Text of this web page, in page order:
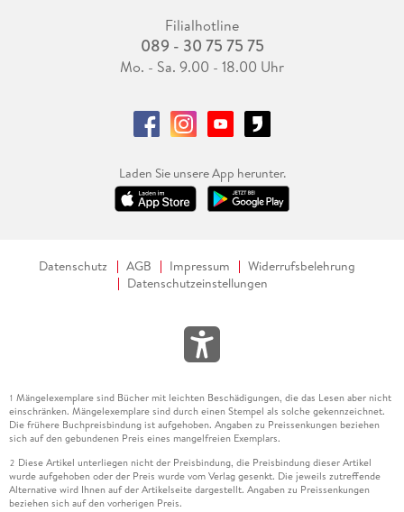
Filialhotline
089 - 30 75 75 75
Mo. - Sa. 9.00 - 18.00 Uhr
Laden Sie unsere App herunter.
Datenschutz AGB Impressum
Widerrufsbelehrung
Datenschutzeinstellungen
1 Mängelexemplare sind Bücher mit leichten Beschädigungen, die das Lesen aber nicht
einschränken. Mängelexemplare sind durch einen Stempel als solche gekennzeichnet.
Die frühere Buchpreisbindung ist aufgehoben. Angaben zu Preissenkungen beziehen
sich auf den gebundenen Preis eines mangelfreien Exemplars.
2 Diese Artikel unterliegen nicht der Preisbindung, die Preisbindung dieser Artikel
wurde aufgehoben oder der Preis wurde vom Verlag gesenkt. Die jeweils zutreffende
Alternative wird Ihnen auf der Artikelseite dargestellt. Angaben zu Preissenkungen
beziehen sich auf den vorherigen Preis.